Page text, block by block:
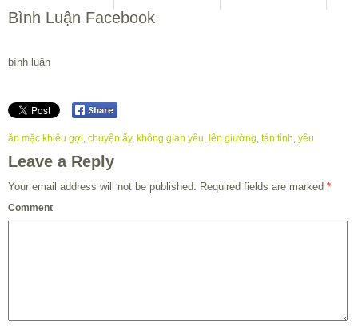
Bình Luận Facebook
bình luận
ăn mặc khiêu gợi chuyện ấy, không gian yêu lên giường tán tỉnh yêu
Leave a Reply
Your email address will not be published. Required fields are marked *
Comment